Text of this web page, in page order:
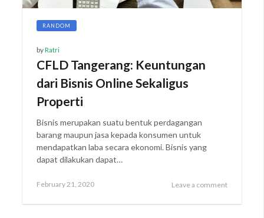
RANDOM
byRatri
CFLD Tangerang: Keuntungan
dari Bisnis Online Sekaligus
Properti
Bisnis merupakan suatu bentuk perdagangan
barang maupun jasa kepada konsumen untuk
mendapatkan laba secara ekonomi. Bisnis yang
dapat dilakukan dapat…
Leave a comment
Posted
February 21, 2020February